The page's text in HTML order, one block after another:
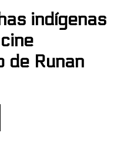
indígenas
de Runan